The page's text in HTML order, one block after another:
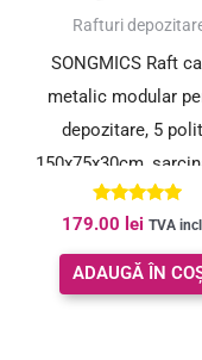
Rafturi
SONGMICS Raft
metalic modular
depozitare, 5
150x75x30cm,
kg, maro rustic
Evaluat la
5.00
din 5
179.00 lei TVA
ADAUGĂ ÎN